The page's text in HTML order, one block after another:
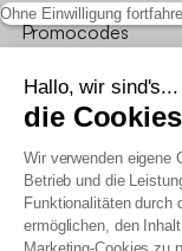
Ohne Einwilligung
Hallo, wir sind's...
die
Wir verwenden eigene
Betrieb und die
Funktionalitäten durch
ermöglichen, den
Promocodes
Bewertungen von
Unsere Geschäfte